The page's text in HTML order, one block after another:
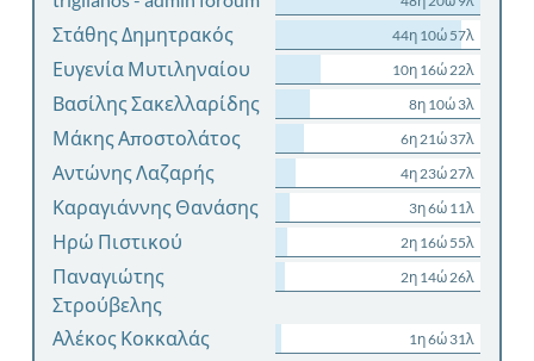
Στάθης Δημητρακός 44η 10ώ 57λ
Ευγενία Μυτιληναίου 10η 16ώ 22λ
Βασίλης Σακελλαρίδης 8η 10ώ 3λ
Μάκης Αποστολάτος 6η 21ώ 37λ
Αντώνης Λαζαρής 4η 23ώ 27λ
Καραγιάννης Θανάσης 3η 6ώ 11λ
Ηρώ Πιστικού 2η 16ώ 55λ
Παναγιώτης
Στρούβελης
2η 14ώ 26λ
Αλέκος Κοκκαλάς 1η 6ώ 31λ